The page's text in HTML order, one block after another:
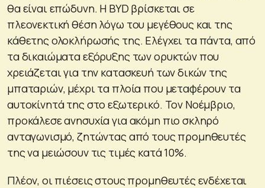
θα είναι επώδυνη. Η BYD βρίσκεται σε
πλεονεκτική θέση λόγω του μεγέθους και της
κάθετης ολοκλήρωσής της. Ελέγχει τα πάντα, από
τα δικαιώματα εξόρυξης των ορυκτών που
χρειάζεται για την κατασκευή των δικών της
μπαταριών, μέχρι τα πλοία που μεταφέρουν τα
αυτοκίνητά της στο εξωτερικό. Τον Νοέμβριο,
προκάλεσε ανησυχία για ακόμη πιο σκληρό
ανταγωνισμό, ζητώντας από τους προμηθευτές
της να μειώσουν τις τιμές κατά 10%.
Πλέον, οι πιέσεις στους προμηθευτές ενδέχεται